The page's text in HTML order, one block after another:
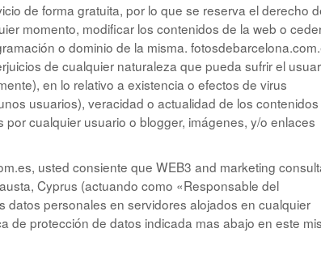
de forma gratuita, por lo que se reserva el derecho
momento, modificar los contenidos de la web o
o dominio de la misma.
de cualquier naturaleza que pueda sufrir el
en lo relativo a existencia o efectos de virus
usuarios), veracidad o actualidad de los contenidos
cualquier usuario o blogger, imágenes, y/o enlaces
usted consiente que WEB3 and marketing
Cyprus (actuando como «Responsable del
datos personales en servidores alojados en cualquier
de protección de datos indicada mas abajo en este